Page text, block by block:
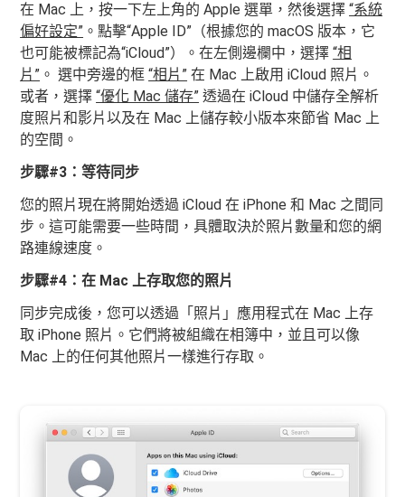
在 Mac 上，按一下左上角的 Apple 選單，然後選擇“系統
偏好設定” 。點擊“Apple ID”（根據您的 macOS 版本，它
也可能被標記為“iCloud”）。在左側邊欄中，選擇“相
片” 。 選中旁邊的框“相片” 在 Mac 上啟用 iCloud 照片。
或者，選擇“優化 Mac 儲存” 透過在 iCloud 中儲存全解析
度照片和影片以及在 Mac 上儲存較小版本來節省 Mac 上
的空間。
步驟#3：等待同步
您的照片現在將開始透過 iCloud 在 iPhone 和 Mac 之間同
步。這可能需要一些時間，具體取決於照片數量和您的網
路連線速度。
步驟#4：在 Mac 上存取您的照片
同步完成後，您可以透過「照片」應用程式在 Mac 上存
取 iPhone 照片。它們將被組織在相簿中，並且可以像
Mac 上的任何其他照片一樣進行存取。